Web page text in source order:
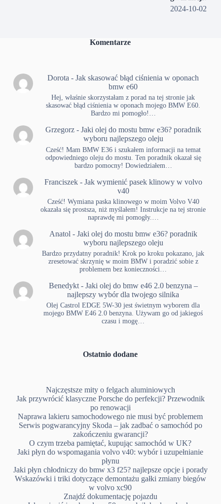
2024-10-02
Komentarze
Dorota -Jak skasować błąd ciśnienia w oponach
bmw e60
Hej, właśnie skorzystałam z porad na tej stronie jak
skasować błąd ciśnienia w oponach mojego BMW E60.
Bardzo mi pomogło!…
Grzegorz- Jaki olej do mostu bmw e36? poradnik
wyboru najlepszego oleju
Cześć! Mam BMW E36 i szukałem informacji na temat
odpowiedniego oleju do mostu. Ten poradnik okazał się
bardzo pomocny! Dowiedziałem…
Franciszek- Jak wymienić pasek klinowy w volvo
v40
Cześć! Wymiana paska klinowego w moim Volvo V40
okazała się prostsza, niż myślałem! Instrukcje na tej stronie
naprawdę mi pomogły.…
Anatol - Jaki olej do mostu bmw e36? poradnik
wyboru najlepszego oleju
Bardzo przydatny poradnik! Krok po kroku pokazano, jak
zresetować skrzynię w moim BMW i poradzić sobie z
problemem bez konieczności…
Benedykt- Jaki olej do bmw e46 2.0 benzyna –
najlepszy wybór dla twojego silnika
Olej Castrol EDGE 5W-30 jest świetnym wyborem dla
mojego BMW E46 2.0 benzyna. Używam go od jakiegoś
czasu i mogę…
Ostatnio dodane
Najczęstsze mity o felgach aluminiowych
Jak przywrócić klasyczne Porsche do perfekcji? Przewodnik
po renowacji
Naprawa lakieru samochodowego nie musi być problemem
Serwis pogwarancyjny Skoda – jak zadbać o samochód po
zakończeniu gwarancji?
O czym trzeba pamiętać, kupując samochód w UK?
Jaki płyn do wspomagania volvo v40: wybór i uzupełnianie
płynu
Jaki płyn chłodniczy do bmw x3 f25? najlepsze opcje i porady
Wskazówki i triki dotyczące demontażu gałki zmiany biegów
w volvo xc90
Znajdź dokumentację pojazdu